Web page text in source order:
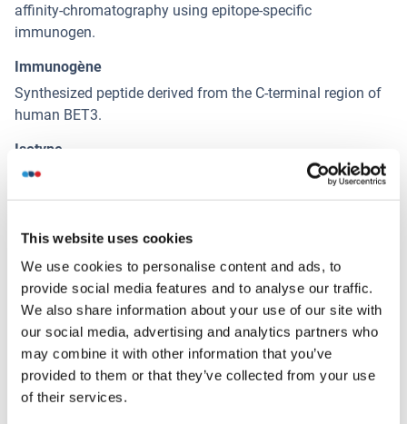
This website uses cookies
We use cookies to personalise content and ads, to
provide social media features and to analyse our traffic.
We also share information about your use of our site with
our social media, advertising and analytics partners who
may combine it with other information that you’ve
provided to them or that they’ve collected from your use
of their services.
affinity-chromatography using epitope-specific
immunogen.
Immunogène
Synthesized peptide derived from the C-terminal region of
human BET3.
Isotype
IgG
Alternatives (show)
Information d'application
(cache)
Indications d'application
WB 1:500-1:2000, IHC 1:100-1:300, ELISA 1:5000,
Restrictions